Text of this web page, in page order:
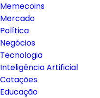
Memecoins
Mercado
Política
Negócios
Tecnologia
Inteligência Artificial
Cotações
Educação